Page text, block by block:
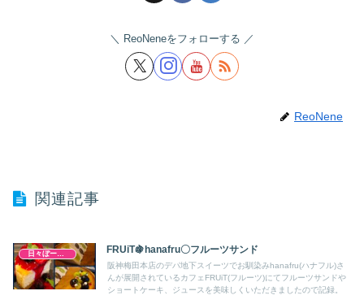
ReoNeneをフォローする
ReoNene
関連記事
日々ぼーのぼーの FRUiT🍇hanafru〇フルーツサンド
阪神梅田本店のデパ地下スイーツでお馴染みhanafru(ハナフル)さ
んが展開されているカフェFRUiT(フルーツ)にてフルーツサンドや
ショートケーキ、ジュースを美味しくいただきましたので記録。